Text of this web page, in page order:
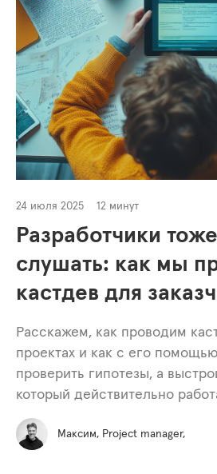
24 июля 2025 12 минут
Разработчики
слушать: как мы
кастдев для
Расскажем, как проводим
проектах и как с его
проверить гипотезы, а
который действительно
Максим, Project manager,